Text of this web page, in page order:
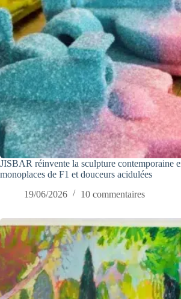
JISBAR réinvente la sculpture contemporaine
monoplaces de F1 et douceurs acidulées
19/06/2026
10 commentaires